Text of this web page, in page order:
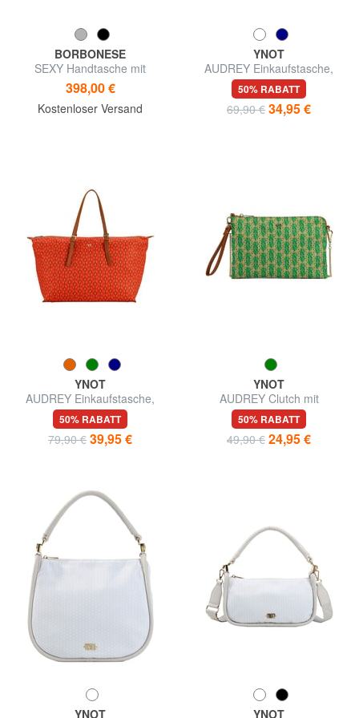
BORBONESE
SEXY Handtasche mit
Schulterriemen
398,00 €
Kostenloser Versand
YNOT
AUDREY Einkaufstasche,
Umhängetasche
50% RABATT
69,90 € 34,95 €
YNOT
AUDREY Einkaufstasche,
Umhängetasche
50% RABATT
79,90 € 39,95 €
YNOT
AUDREY Clutch mit
Handgelenkschlaufe und
Schulterriemen
50% RABATT
49,90 € 24,95 €
YNOT
YNOT